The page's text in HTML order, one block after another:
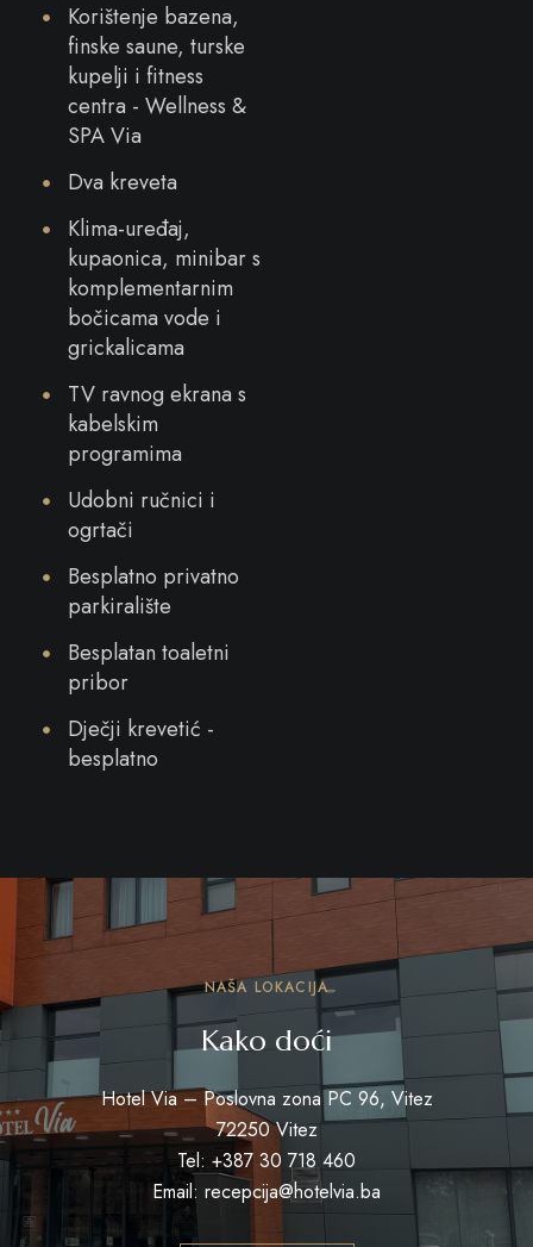
Korištenje bazena,
finske saune, turske
kupelji i fitness
centra - Wellness &
SPA Via
Dva kreveta
Klima-uređaj,
kupaonica, minibar s
komplementarnim
bočicama vode i
grickalicama
TV ravnog ekrana s
kabelskim
programima
Udobni ručnici i
ogrtači
Besplatno privatno
parkiralište
Besplatan toaletni
pribor
Dječji krevetić -
besplatno
NAŠA LOKACIJA
Kako doći
Hotel Via – Poslovna zona PC 96, Vitez
72250 Vitez
Tel: +387 30 718 460
Email: recepcija@hotelvia.ba